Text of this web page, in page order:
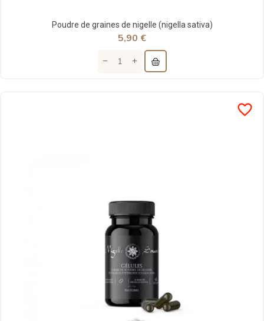
Poudre de graines de nigelle (nigella sativa)
5,90 €
favorite_border